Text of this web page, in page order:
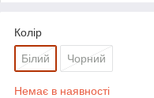
Колір
Білий Чорний
Немає в наявності